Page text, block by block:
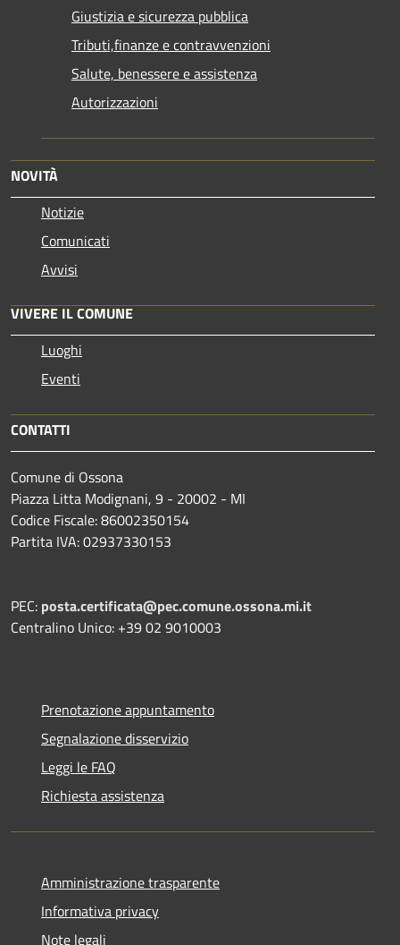
Giustizia e sicurezza pubblica
Tributi,finanze e contravvenzioni
Salute, benessere e assistenza
Autorizzazioni
NOVITÀ
Notizie
Comunicati
Avvisi
VIVERE IL COMUNE
Luoghi
Eventi
CONTATTI
Comune di Ossona
Piazza Litta Modignani, 9 - 20002 - MI
Codice Fiscale: 86002350154
Partita IVA: 02937330153
PEC: posta.certificata@pec.comune.ossona.mi.it
Centralino Unico: +39 02 9010003
Prenotazione appuntamento
Segnalazione disservizio
Leggi le FAQ
Richiesta assistenza
Amministrazione trasparente
Informativa privacy
Note legali